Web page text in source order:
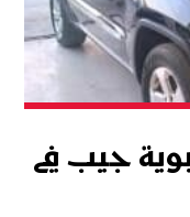
جيب في